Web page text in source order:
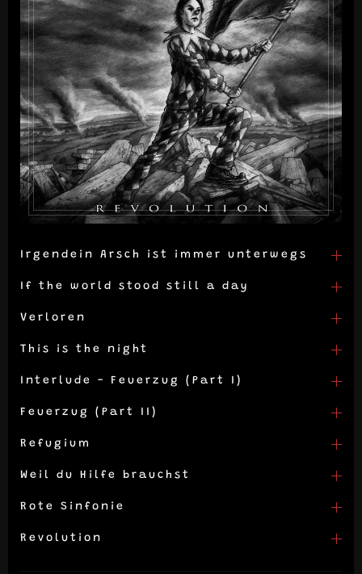
Irgendein Arsch ist immer unterwegs
If the world stood still a day
Verloren
This is the night
Interlude - Feuerzug (Part I)
Feuerzug (Part II)
Refugium
Weil du Hilfe brauchst
Rote Sinfonie
Revolution